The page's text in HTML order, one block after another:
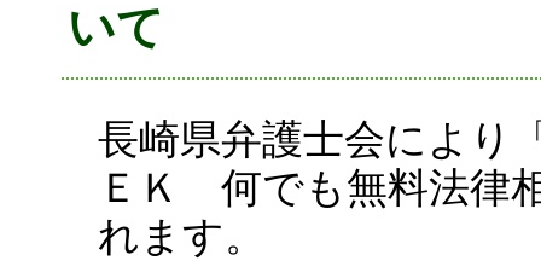
いて
長崎県弁護士会により
ＥＫ 何でも無料法律
れます。